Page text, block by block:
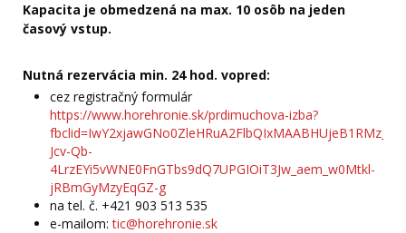
Kapacita je obmedzená na max. 10 osôb na jeden
časový vstup.
Nutná rezervácia min. 24 hod. vopred:
cez registračný formulár
https://www.horehronie.sk/prdimuchova-izba?
Jcv-Qb-
4LrzEYi5vWNE0FnGTbs9dQ7UPGIOiT3Jw_aem_w0Mtkl-
jRBmGyMzyEqGZ-g
na tel. č. +421 903 513 535
e-mailom:tic@horehronie.sk